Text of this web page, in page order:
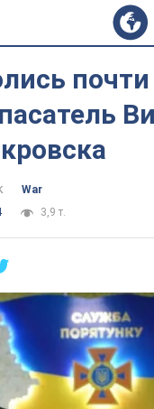
War
3,9 т.